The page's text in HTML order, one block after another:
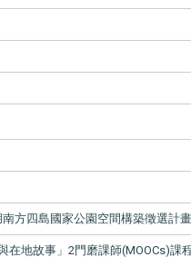
方四島國家公園空間構築徵選計畫
在地故事」2門磨課師(MOOCs)課